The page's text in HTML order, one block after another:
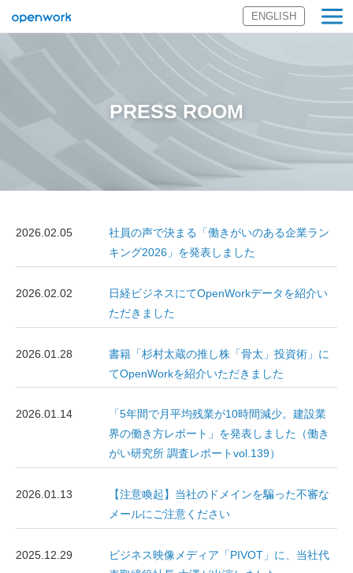
ENGLISH
PRESS ROOM
2026.02.05
社員の声で決まる「働きがいのある企業ラン
キング2026」を発表しました
2026.02.02
日経ビジネスにてOpenWorkデータを紹介い
ただきました
2026.01.28
書籍「杉村太蔵の推し株「骨太」投資術」に
てOpenWorkを紹介いただきました
2026.01.14
「5年間で月平均残業が10時間減少。建設業
界の働き方レポート」を発表しました（働き
がい研究所 調査レポートvol.139）
2026.01.13
【注意喚起】当社のドメインを騙った不審な
メールにご注意ください
2025.12.29
ビジネス映像メディア「PIVOT」に、当社代